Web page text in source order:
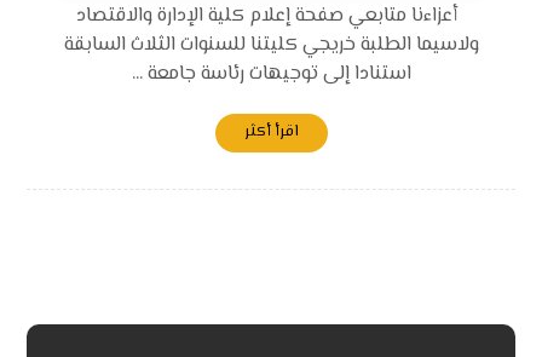
أعزاءنا متابعي صفحة إعلام كلية الإدارة والاقتصاد
ولاسيما الطلبة خريجي كليتنا للسنوات الثلاث السابقة
استنادا إلى توجيهات رئاسة جامعة ...
اقرأ أكثر